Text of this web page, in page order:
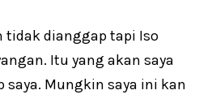
tidak dianggap tapi Iso
Itu yang akan saya
saya. Mungkin saya ini kan